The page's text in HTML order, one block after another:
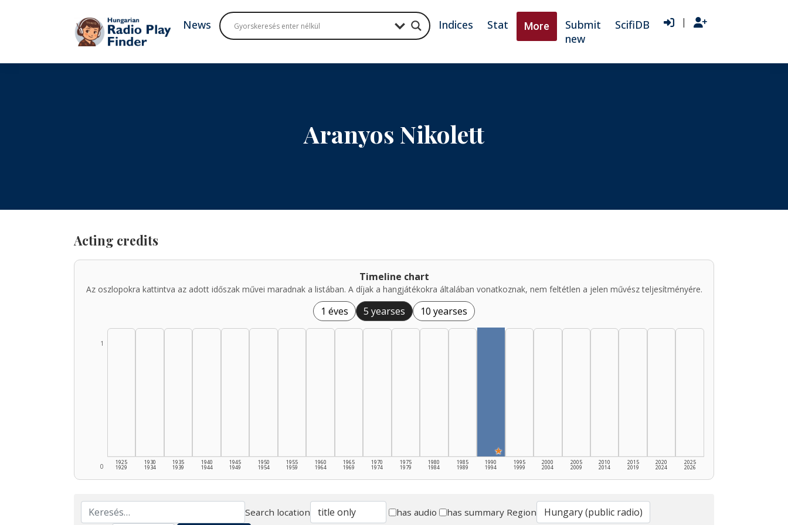
News Indices Stat More
Submit
new
ScifiDB |
Aranyos Nikolett
Acting credits
Timeline chart
Az oszlopokra kattintva az adott időszak művei maradnak a listában. A díjak a hangjátékokra általában vonatkoznak, nem feltétlen a jelen művész teljesítményére.
1 éves 5 yearses 10 yearses
0
1
1925
1929
1930
1934
1935
1939
1940
1944
1945
1949
1950
1954
1955
1959
1960
1964
1965
1969
1970
1974
1975
1979
1980
1984
1985
1989
★
1990
1994
1995
1999
2000
2004
2005
2009
2010
2014
2015
2019
2020
2024
2025
2026
Search location has audio has summary Region